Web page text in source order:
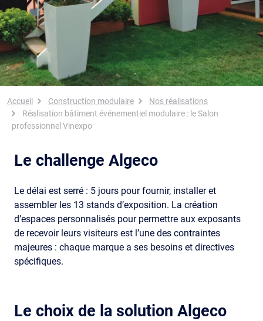
Fil d'Ariane
Accueil Construction modulaire
Nos réalisations
Réalisation bâtiment événementiel modulaire : le Salon
professionnel Vinexpo
Le challenge Algeco
Le délai est serré : 5 jours pour fournir, installer et
assembler les 13 stands d’exposition. La création
d’espaces personnalisés pour permettre aux exposants
de recevoir leurs visiteurs est l’une des contraintes
majeures : chaque marque a ses besoins et directives
spécifiques.
Le choix de la solution Algeco